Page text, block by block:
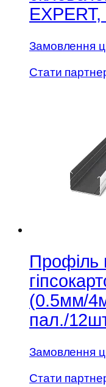
Замовлення
Стати
Профіль
(0.5мм/
пал./
Замовлення
Стати